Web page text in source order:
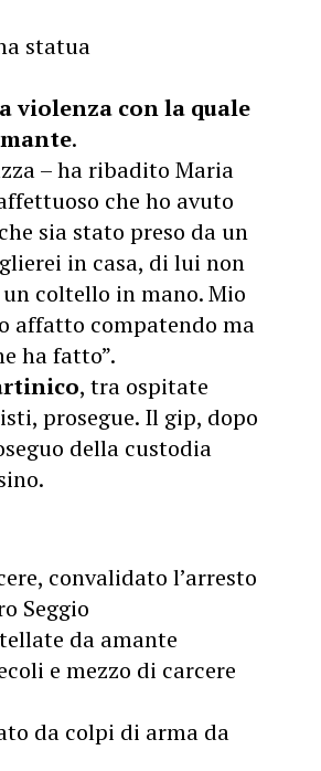
statua
violenza con la quale
.
– ha ribadito Maria
che ho avuto
sia stato preso da un
in casa, di lui non
coltello in mano. Mio
affatto compatendo ma
ha fatto”.
, tra ospitate
prosegue. Il gip, dopo
della custodia
convalidato l’arresto
Seggio
da amante
e mezzo di carcere
da colpi di arma da